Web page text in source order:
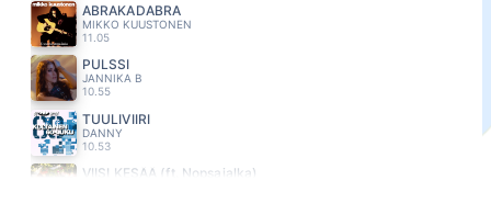
ABRAKADABRA
MIKKO KUUSTONEN
11.05
PULSSI
JANNIKA B
10.55
TUULIVIIRI
DANNY
10.53
VIISI KESÄÄ (ft. Nopsajalka)